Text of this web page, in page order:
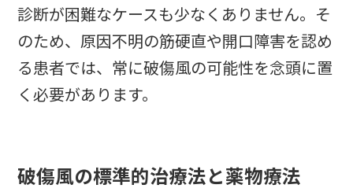
診断が困難なケースも少なくありません。そ
のため、原因不明の筋硬直や開口障害を認め
る患者では、常に破傷風の可能性を念頭に置
く必要があります。
破傷風の標準的治療法と薬物療法